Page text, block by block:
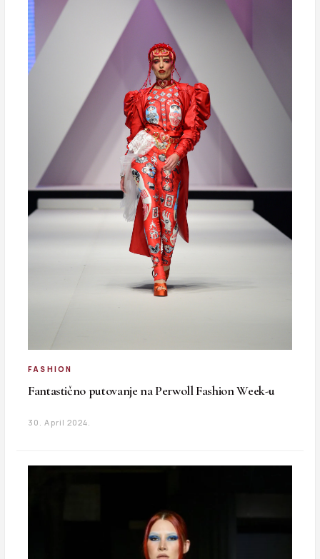
FASHION
Fantastično putovanje na Perwoll Fashion Week-u
30. April 2024.